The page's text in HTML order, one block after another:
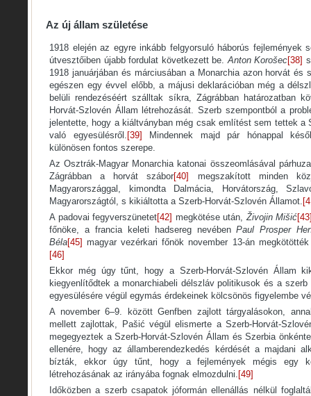
Az új állam születése
1918 elején az egyre inkább felgyorsuló háborús fejlemények
útvesztőiben újabb fordulat következett be. Anton Korošec[38]
1918 januárjában és márciusában a Monarchia azon horvát és
egészen egy évvel előbb, a májusi deklarációban még a
belüli rendezéséért szálltak síkra, Zágrábban határozatban
Horvát-Szlovén Állam létrehozását. Szerb szempontból a
jelentette, hogy a kiáltványban még csak említést sem tettek a
való egyesülésről. [39] Mindennek majd pár hónappal
különösen fontos szerepe.
Az Osztrák-Magyar Monarchia katonai összeomlásával
Zágrábban a horvát szábor[40] megszakított minden
Magyarországgal, kimondta Dalmácia, Horvátország,
Magyarországtól, s kikiáltotta a Szerb-Horvát-Szlovén Államot.
A padovai fegyverszünetet[42] megkötése után, Živojin Mišić
főnöke, a francia keleti hadsereg nevébenPaul Prosper
Béla[45] magyar vezérkari főnök november 13-án
[46]
Ekkor még úgy tűnt, hogy a Szerb-Horvát-Szlovén Állam
kiegyenlítődtek a monarchiabeli délszláv politikusok és a
egyesülésére végül egymás érdekeinek kölcsönös figyelembe
A november 6–9. között Genfben zajlott tárgyalásokon,
mellett zajlottak, Pašić végül elismerte a Szerb-Horvát-
megegyeztek a Szerb-Horvát-Szlovén Állam és Szerbia
ellenére, hogy az államberendezkedés kérdését a majdani
bízták, ekkor úgy tűnt, hogy a fejlemények mégis egy
létrehozásának az irányába fognak elmozdulni. [49]
Időközben a szerb csapatok jóformán ellenállás nélkül